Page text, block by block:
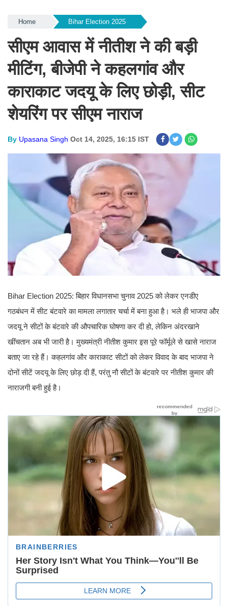
Home Bihar Election 2025
सीएम आवास में नीतीश ने की बड़ी
मीटिंग, बीजेपी ने कहलगांव और
काराकाट जदयू के लिए छोड़ी, सीट
शेयरिंग पर सीएम नाराज
By Upasana Singh Oct 14, 2025, 16:15 IST
Bihar Election 2025: बिहार विधानसभा चुनाव 2025 को लेकर एनडीए
गठबंधन में सीट बंटवारे का मामला लगातार चर्चा में बना हुआ है। भले ही भाजपा और
जदयू ने सीटों के बंटवारे की औपचारिक घोषणा कर दी हो, लेकिन अंदरखाने
खींचतान अब भी जारी है। मुख्यमंत्री नीतीश कुमार इस पूरे फॉर्मूले से खासे नाराज
बताए जा रहे हैं। कहलगांव और काराकाट सीटों को लेकर विवाद के बाद भाजपा ने
दोनों सीटें जदयू के लिए छोड़ दी हैं, परंतु नौ सीटों के बंटवारे पर नीतीश कुमार की
नाराजगी बनी हुई है।